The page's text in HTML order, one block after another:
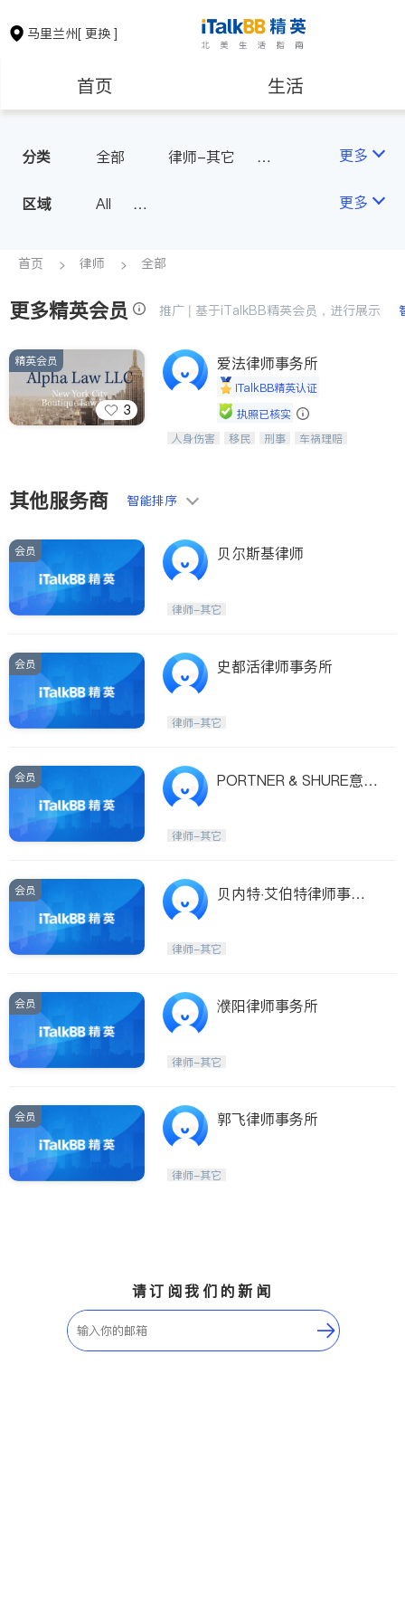
马里兰州[ 更换 ]
首页 生活
保险理财
银行贷款
建筑装修 教育
养老 非盈利组织
分类 全部
律师-其它
更多
区域
All
D.C.)
更多
首页 律师 全部
更多精英会员 推广 | 基于iTalkBB精英会员，进行展示
3
精英会员 爱法律师事务所
iTalkBB精英认证
执照已核实
一站式法律服务，华人首选.房东房
合同、刑事案件全包办
人身伤害 移民 刑事
车祸理赔
其他服务商 智能排序
会员 贝尔斯基律师
律师-其它
会员 史都活律师事务所
律师-其它
会员
PORTNER & SHURE意外
律师-其它
会员
贝内特·艾伯特律师事务
律师-其它
会员 濮阳律师事务所
律师-其它
会员 郭飞律师事务所
律师-其它
请订阅我们的新闻